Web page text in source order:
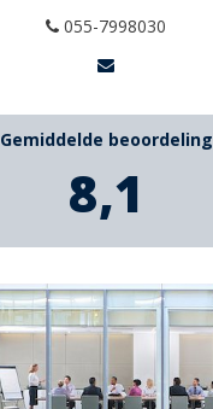
055-7998030
Gemiddelde beoordeling
8,1